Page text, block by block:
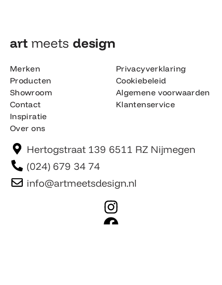
art meets design​
Merken
Producten
Showroom
Contact
Inspiratie
Over ons
Privacyverklaring
Cookiebeleid
Algemene voorwaarden
Klantenservice
Hertogstraat 139 6511 RZ Nijmegen
(024) 679 34 74
info@artmeetsdesign.nl
I
n
F